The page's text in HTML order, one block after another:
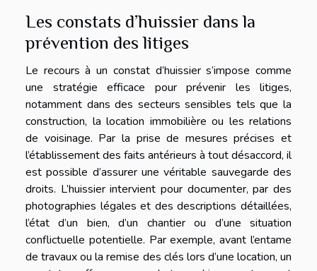
Les constats d’huissier dans la
prévention des litiges
Le recours à un constat d’huissier s’impose comme
une stratégie efficace pour prévenir les litiges,
notamment dans des secteurs sensibles tels que la
construction, la location immobilière ou les relations
de voisinage. Par la prise de mesures précises et
l’établissement des faits antérieurs à tout désaccord, il
est possible d’assurer une véritable sauvegarde des
droits. L’huissier intervient pour documenter, par des
photographies légales et des descriptions détaillées,
l’état d’un bien, d’un chantier ou d’une situation
conflictuelle potentielle. Par exemple, avant l’entame
de travaux ou la remise des clés lors d’une location, un